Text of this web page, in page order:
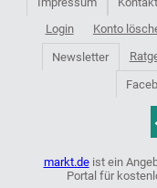
Login
Konto
Newsletter
markt.deist ein
Portal für